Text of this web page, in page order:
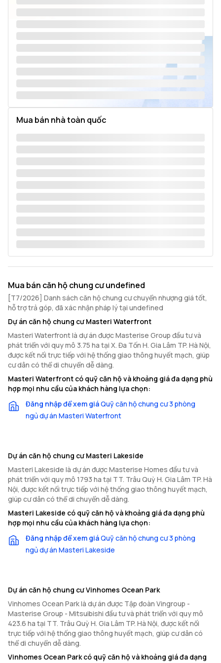
Mua bán nhà toàn quốc
Mua bán căn hộ chung cư undefined
[T7/2026] Danh sách căn hộ chung cư chuyển nhượng giá tốt,
hỗ trợ trả góp, đã xác nhận pháp lý tại undefined
Dự án căn hộ chung cư Masteri Waterfront
Masteri Waterfront là dự án được Masterise Group đầu tư và
phát triển với quy mô 3.75 ha tại X. Đa Tốn H. Gia Lâm TP. Hà Nội,
được kết nối trực tiếp với hệ thống giao thông huyết mạch, giúp
cư dân có thể di chuyển dễ dàng.
Masteri Waterfront có quỹ căn hộ và khoảng giá đa dạng phù
hợp mọi nhu cầu của khách hàng lựa chọn:
Đăng nhập để xem giáQuỹ căn hộ chung cư 3 phòng
ngủ dự án Masteri Waterfront
Dự án căn hộ chung cư Masteri Lakeside
Masteri Lakeside là dự án được Masterise Homes đầu tư và
phát triển với quy mô 1793 ha tại TT. Trâu Quỳ H. Gia Lâm TP. Hà
Nội, được kết nối trực tiếp với hệ thống giao thông huyết mạch,
giúp cư dân có thể di chuyển dễ dàng.
Masteri Lakeside có quỹ căn hộ và khoảng giá đa dạng phù
hợp mọi nhu cầu của khách hàng lựa chọn:
Đăng nhập để xem giáQuỹ căn hộ chung cư 3 phòng
ngủ dự án Masteri Lakeside
Dự án căn hộ chung cư Vinhomes Ocean Park
Vinhomes Ocean Park là dự án được Tập đoàn Vingroup -
Masterise Group - Mitsuibishi đầu tư và phát triển với quy mô
423.6 ha tại TT. Trâu Quỳ H. Gia Lâm TP. Hà Nội, được kết nối
trực tiếp với hệ thống giao thông huyết mạch, giúp cư dân có
thể di chuyển dễ dàng.
Vinhomes Ocean Park có quỹ căn hộ và khoảng giá đa dạng